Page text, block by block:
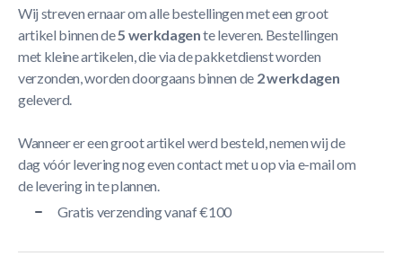
Wij streven ernaar om alle bestellingen met een groot
artikel binnen de5 werkdagente leveren. Bestellingen
met kleine artikelen, die via de pakketdienst worden
verzonden, worden doorgaans binnen de 2 werkdagen
geleverd.
Wanneer er een groot artikel werd besteld, nemen wij de
dag vóór levering nog even contact met u op via e-mail om
de levering in te plannen.
Gratis verzending vanaf €100